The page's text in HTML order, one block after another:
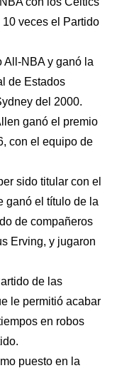
veces el Partido
All-NBA y ganó la
de Estados
del 2000.
ganó el premio
con el equipo de
sido titular con el
ganó el título de la
de compañeros
Erving, y jugaron
de las
le permitió acabar
en robos
puesto en la